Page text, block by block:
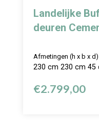
Landelijke
deuren
Afmetingen (h x b x d)
230 cm 230 cm 45
€2.799,00